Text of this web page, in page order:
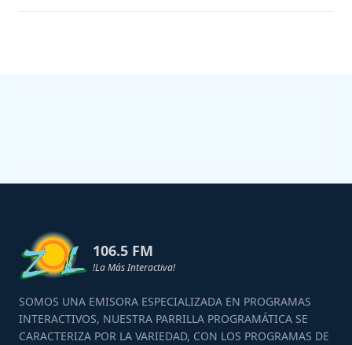
106.5 FM
!La Más Interactiva!
SOMOS UNA EMISORA ESPECIALIZADA EN PROGRAMAS
INTERACTIVOS, NUESTRA PARRILLA PROGRAMÁTICA SE
CARACTERIZA POR LA VARIEDAD, CON LOS PROGRAMAS DE